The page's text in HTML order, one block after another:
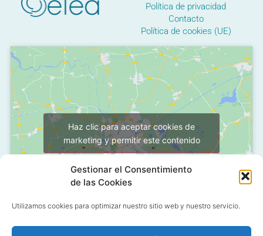
Gestionar el Consentimiento
de las Cookies
Utilizamos cookies para optimizar nuestro sitio web y nuestro servicio.
Política de privacidad
Contacto
Política de cookies (UE)
Haz clic para aceptar cookies de
marketing y permitir este contenido